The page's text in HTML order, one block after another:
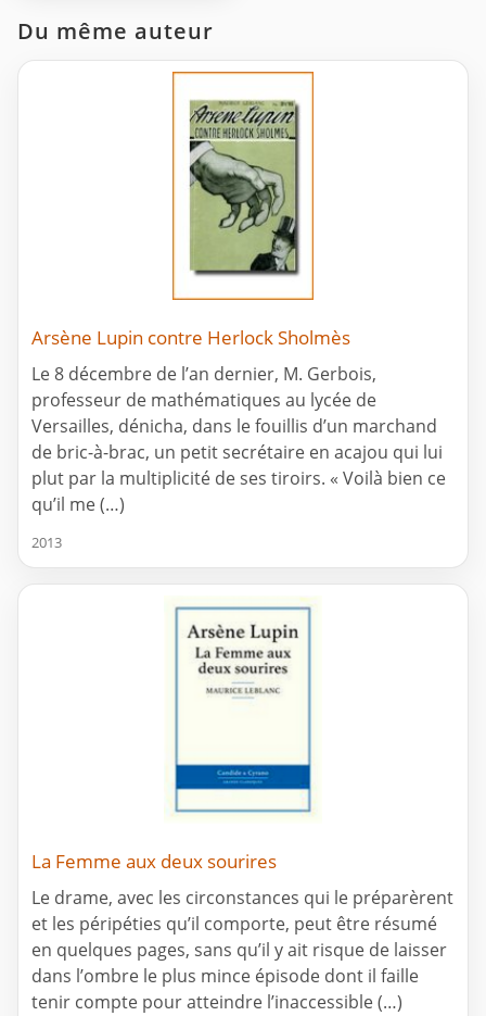
Du même auteur
Arsène Lupin contre Herlock Sholmès
Le 8 décembre de l’an dernier, M. Gerbois,
professeur de mathématiques au lycée de
Versailles, dénicha, dans le fouillis d’un marchand
de bric-à-brac, un petit secrétaire en acajou qui lui
plut par la multiplicité de ses tiroirs. « Voilà bien ce
qu’il me (…)
2013
La Femme aux deux sourires
Le drame, avec les circonstances qui le préparèrent
et les péripéties qu’il comporte, peut être résumé
en quelques pages, sans qu’il y ait risque de laisser
dans l’ombre le plus mince épisode dont il faille
tenir compte pour atteindre l’inaccessible (…)